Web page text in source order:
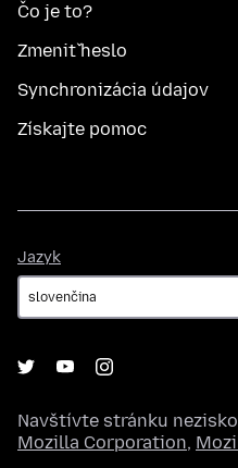
Čo je to?
Zmeniť heslo
Synchronizácia údajov
Získajte pomoc
Jazyk
Navštívte stránku
Mozilla Corporation,